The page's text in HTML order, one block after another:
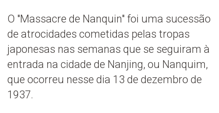
O "Massacre de Nanquin" foi uma sucessão
de atrocidades cometidas pelas tropas
japonesas nas semanas que se seguiram à
entrada na cidade de Nanjing, ou Nanquim,
que ocorreu nesse dia 13 de dezembro de
1937.